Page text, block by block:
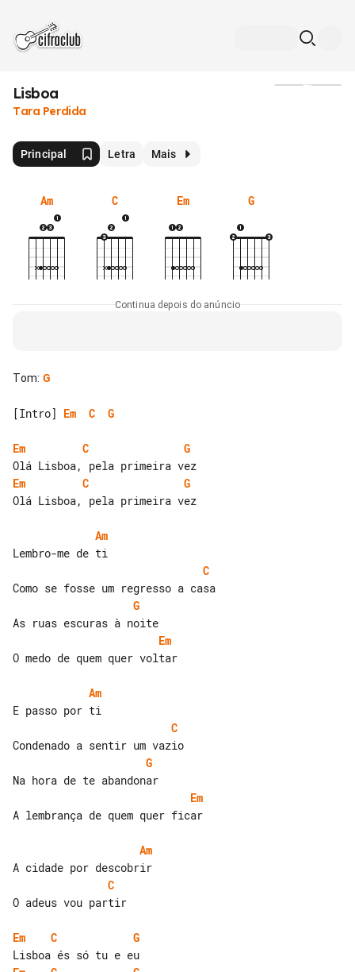
Lisboa
Tara Perdida
Principal Letra Mais
Am C Em G
Continua depois do anúncio
Tom: G
[Intro] Em C G
Em C
G
Em
C
G
Olá Lisboa, pela primeira vez
Am
C
G
Em
O medo de quem quer voltar
Am
C
G
Em
A lembrança de quem quer ficar
Am
C
O adeus vou partir
Em C
G